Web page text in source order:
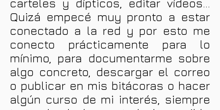
carteles y dípticos, editar vídeos...
Quizá empecé muy pronto a estar
conectado a la red y por esto me
conecto prácticamente para lo
mínimo, para documentarme sobre
algo concreto, descargar el correo
o publicar en mis bitácoras o hacer
algún curso de mi interés, siempre